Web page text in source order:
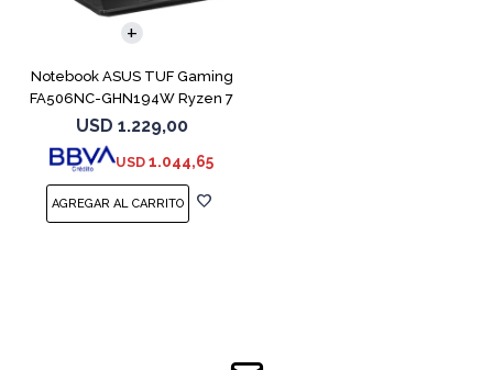
Notebook ASUS TUF Gaming
FA506NC-GHN194W Ryzen 7
7445HS 3050
USD 1.229,00
USD 1.044,65